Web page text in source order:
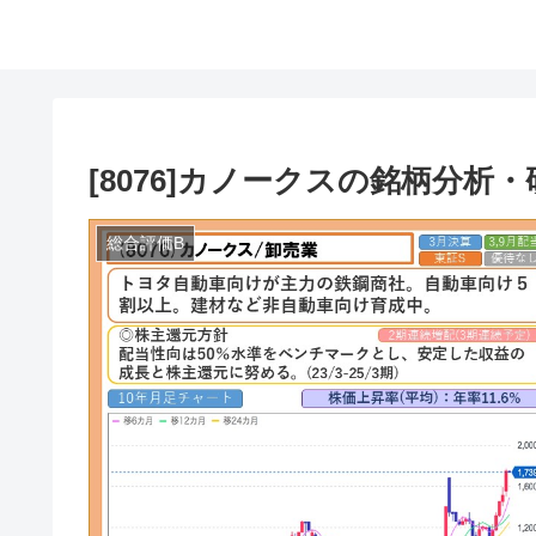
[8076]カノークスの銘柄分析・
総合評価B